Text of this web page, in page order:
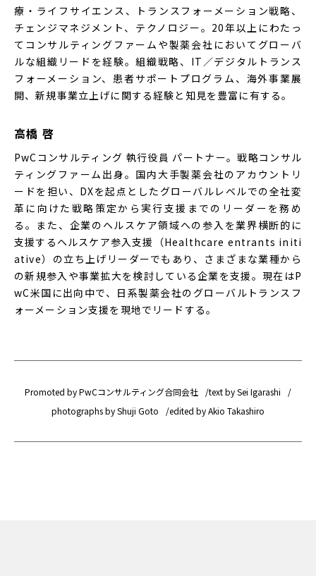
療・ライフサイエンス、トランスフォーメーション戦略、
チェンジマネジメント、テクノロジー。20年以上にわたっ
てコンサルティングファームや製薬会社においてグローバ
ルな組織リードを経験。組織戦略、IT／デジタルトランス
フォーメーション、患者サポートプログラム、海外事業展
開、新規事業立上げに関する経験と知見を豊富に有する。
高橋 啓
PwCコンサルティング 執行役員 パートナー。戦略コンサル
ティングファーム出身。国内大手製薬会社のアカウントリ
ードを担い、DXを起点としたグローバルレベルでの全社変
革に向けた戦略策定から実行支援までのリーダーを務め
る。また、企業のヘルスケア領域への参入を業界横断的に
支援するヘルスケア参入支援（Healthcare entrants initi
ative）の立ち上げリーダーでもあり、さまざまな業種から
の新規参入や事業拡大を検討している企業を支援。現在はP
wC米国に出向中で、日系製薬会社のグローバルトランスフ
ォーメーション支援を現地でリードする。
Promoted by PwCコンサルティング合同会社
text by Sei Igarashi
photographs by Shuji Goto
edited by Akio Takashiro